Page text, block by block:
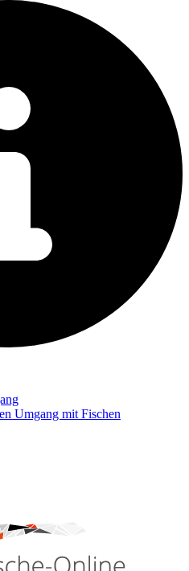
Umgang mit Fischen